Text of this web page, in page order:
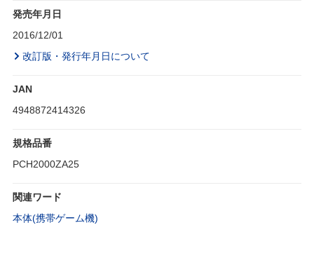
発売年月日
2016/12/01
改訂版・発行年月日について
JAN
4948872414326
規格品番
PCH2000ZA25
関連ワード
本体(携帯ゲーム機)